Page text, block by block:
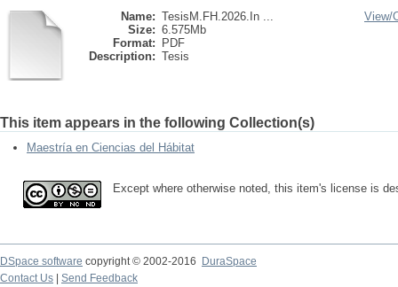
Name: TesisM.FH.2026.In ...
Size: 6.575Mb
Format:
PDF
Description: Tesis
View/
This item appears in the following Collection(s)
Maestría en Ciencias del Hábitat
Except where otherwise noted, this item's license is
DSpace software copyright © 2002-2016
DuraSpace
Contact Us
Send Feedback